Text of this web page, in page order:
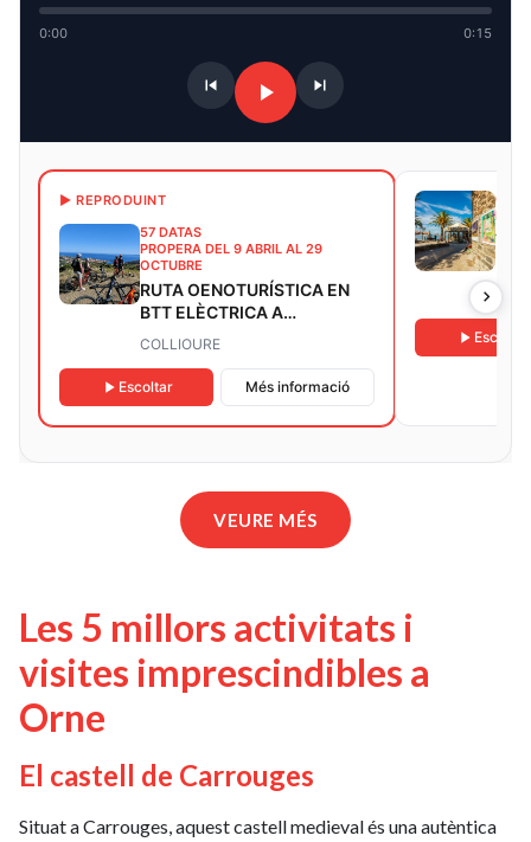
0:00 0:15
▶ REPRODUINT
57 DATAS
PROPERA DEL 9 ABRIL AL 29
OCTUBRE
RUTA OENOTURÍSTICA EN
BTT ELÈCTRICA A
COLLIOURE
COLLIOURE
Escoltar Més informació
60
Escoltar
VEURE MÉS
Les 5 millors activitats i
visites imprescindibles a
Orne
El castell de Carrouges
Situat a Carrouges, aquest castell medieval és una autèntica